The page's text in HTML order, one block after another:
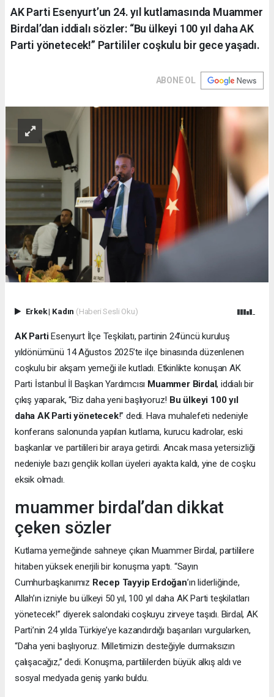
AK Parti Esenyurt’un 24. yıl kutlamasında Muammer
Birdal’dan iddialı sözler: “Bu ülkeyi 100 yıl daha AK
Parti yönetecek!” Partililer coşkulu bir gece yaşadı.
ABONE OL
Erkek| Kadın (Haberi Sesli Oku)
AK PartiEsenyurt İlçe Teşkilatı, partinin 24’üncü kuruluş
yıldönümünü 14 Ağustos 2025’te ilçe binasında düzenlenen
coşkulu bir akşam yemeği ile kutladı. Etkinlikte konuşan AK
Parti İstanbul İl Başkan Yardımcısı Muammer Birdal, iddialı bir
çıkış yaparak, “Biz daha yeni başlıyoruz! Bu ülkeyi 100 yıl
daha AK Parti yönetecek!” dedi. Hava muhalefeti nedeniyle
konferans salonunda yapılan kutlama, kurucu kadrolar, eski
başkanlar ve partilileri bir araya getirdi. Ancak masa yetersizliği
nedeniyle bazı gençlik kolları üyeleri ayakta kaldı, yine de coşku
eksik olmadı.
muammer birdal’dan dikkat
çeken sözler
Kutlama yemeğinde sahneye çıkan Muammer Birdal, partililere
hitaben yüksek enerjili bir konuşma yaptı. “Sayın
Cumhurbaşkanımız Recep Tayyip Erdoğan’ın liderliğinde,
Allah’ın izniyle bu ülkeyi 50 yıl, 100 yıl daha AK Parti teşkilatları
yönetecek!” diyerek salondaki coşkuyu zirveye taşıdı. Birdal, AK
Parti’nin 24 yılda Türkiye’ye kazandırdığı başarıları vurgularken,
“Daha yeni başlıyoruz. Milletimizin desteğiyle durmaksızın
çalışacağız,” dedi. Konuşma, partililerden büyük alkış aldı ve
sosyal medyada geniş yankı buldu.